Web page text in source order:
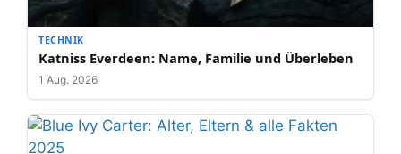
TECHNIK
Katniss Everdeen: Name, Familie und Überleben
1 Aug. 2026